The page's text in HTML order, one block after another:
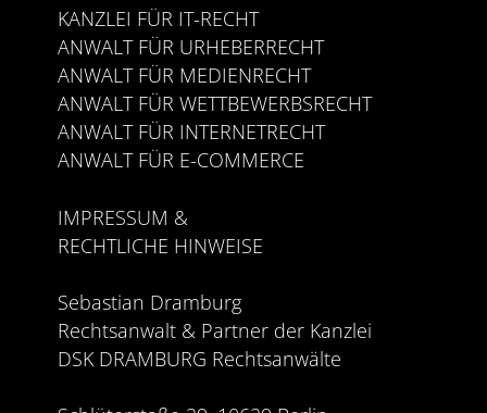
KANZLEI FÜR IT-RECHT
ANWALT FÜR URHEBERRECHT
ANWALT FÜR MEDIENRECHT
ANWALT FÜR WETTBEWERBSRECHT
ANWALT FÜR INTERNETRECHT
ANWALT FÜR E-COMMERCE
IMPRESSUM &
RECHTLICHE HINWEISE
Sebastian Dramburg
Rechtsanwalt & Partner der Kanzlei
DSK DRAMBURG Rechtsanwälte